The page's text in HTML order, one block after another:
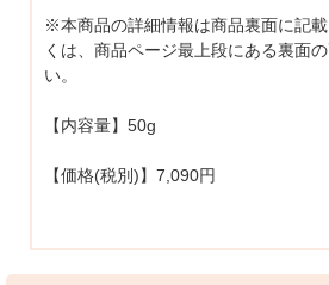
※本商品の詳細情報は商品裏面に記
くは、商品ページ最上段にある裏面
い。
【内容量】50g
【価格(税別)】7,090円